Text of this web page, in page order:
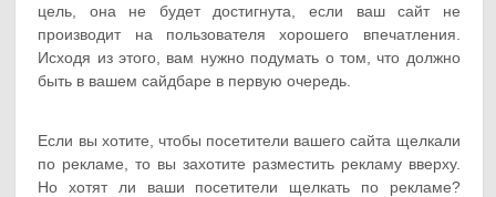
цель, она не будет достигнута, если ваш сайт не
производит на пользователя хорошего впечатления.
Исходя из этого, вам нужно подумать о том, что должно
быть в вашем сайдбаре в первую очередь.
Если вы хотите, чтобы посетители вашего сайта щелкали
по рекламе, то вы захотите разместить рекламу вверху.
Но хотят ли ваши посетители щелкать по рекламе?